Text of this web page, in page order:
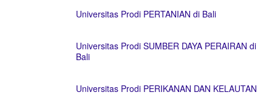
Universitas Prodi PERTANIAN di Bali
Universitas Prodi SUMBER DAYA PERAIRAN di
Bali
Universitas Prodi PERIKANAN DAN KELAUTAN